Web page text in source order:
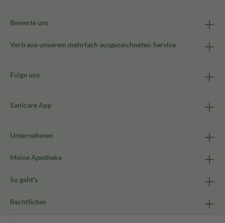
Bewerte uns
Vertraue unserem mehrfach ausgezeichneten Service
Folge uns
Sanicare App
Unternehmen
Meine Apotheke
So geht's
Rechtliches